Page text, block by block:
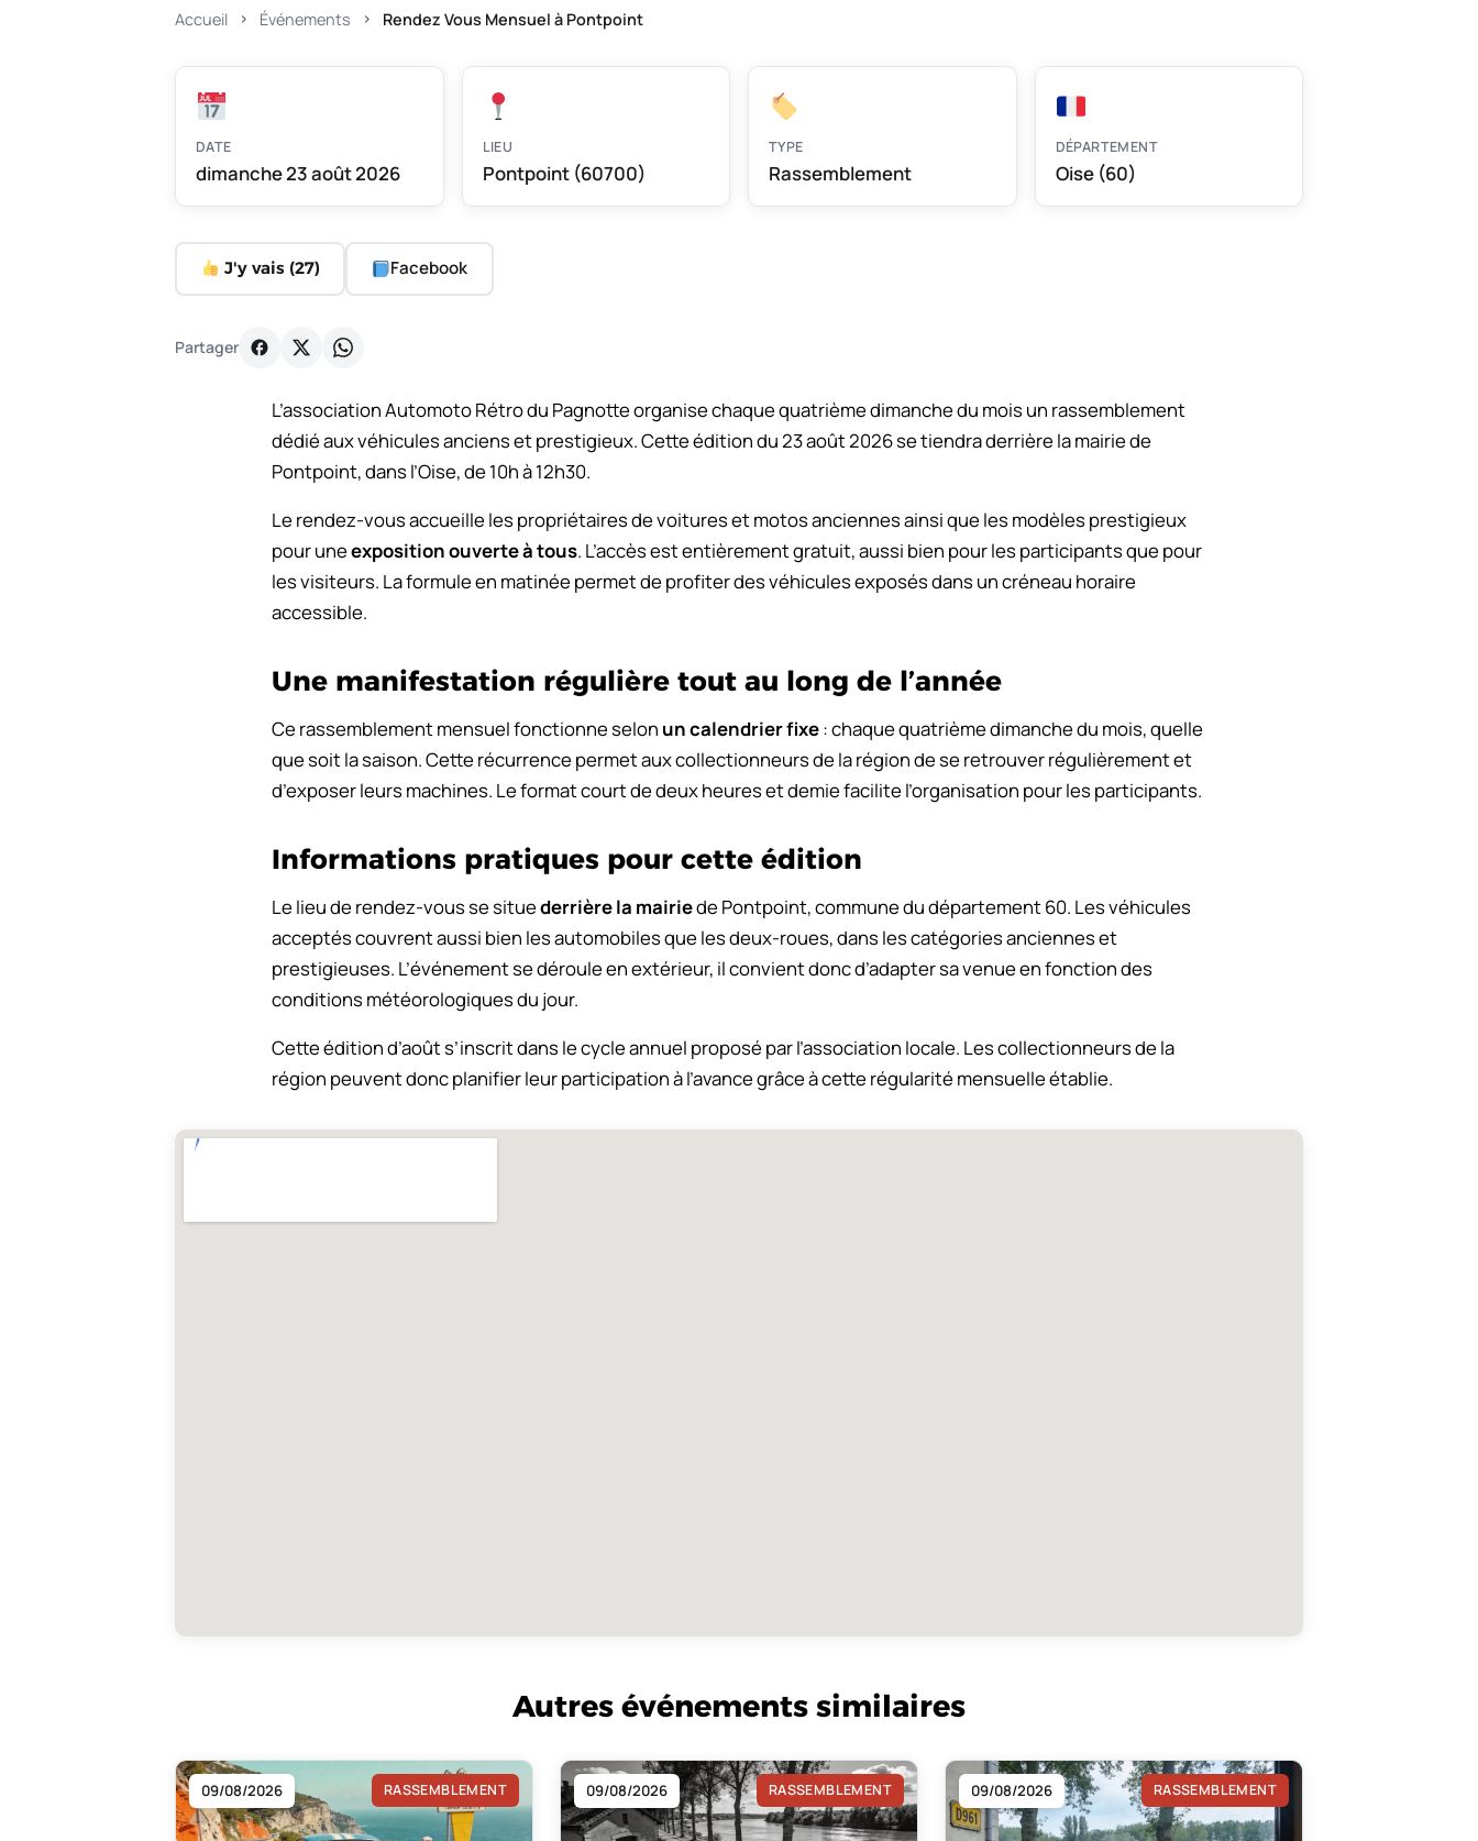
Accueil Événements Rendez Vous Mensuel à Pontpoint
DATE
dimanche 23 août 2026
LIEU
Pontpoint (60700)
TYPE
Rassemblement
DÉPARTEMENT
Oise (60)
J'y vais (27) Facebook
Partager
L’association Automoto Rétro du Pagnotte organise chaque quatrième dimanche du mois un rassemblement
dédié aux véhicules anciens et prestigieux. Cette édition du 23 août 2026 se tiendra derrière la mairie de
Pontpoint, dans l’Oise, de 10h à 12h30.
Le rendez-vous accueille les propriétaires de voitures et motos anciennes ainsi que les modèles prestigieux
pour uneexposition ouverte à tous. L’accès est entièrement gratuit, aussi bien pour les participants que pour
les visiteurs. La formule en matinée permet de profiter des véhicules exposés dans un créneau horaire
accessible.
Une manifestation régulière tout au long de l’année
Ce rassemblement mensuel fonctionne selon un calendrier fixe: chaque quatrième dimanche du mois, quelle
que soit la saison. Cette récurrence permet aux collectionneurs de la région de se retrouver régulièrement et
d’exposer leurs machines. Le format court de deux heures et demie facilite l’organisation pour les participants.
Informations pratiques pour cette édition
Le lieu de rendez-vous se situederrière la mairiede Pontpoint, commune du département 60. Les véhicules
acceptés couvrent aussi bien les automobiles que les deux-roues, dans les catégories anciennes et
prestigieuses. L’événement se déroule en extérieur, il convient donc d’adapter sa venue en fonction des
conditions météorologiques du jour.
Cette édition d’août s’inscrit dans le cycle annuel proposé par l’association locale. Les collectionneurs de la
région peuvent donc planifier leur participation à l’avance grâce à cette régularité mensuelle établie.
Autres événements similaires
09/08/2026 RASSEMBLEMENT 09/08/2026 RASSEMBLEMENT 09/08/2026 RASSEMBLEMENT